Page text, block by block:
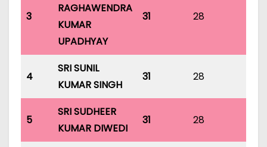
3
RAGHAWENDRA
KUMAR
UPADHYAY
31 28
4
SRI SUNIL
KUMAR SINGH
31 28
5
SRI SUDHEER
KUMAR DIWEDI
31 28